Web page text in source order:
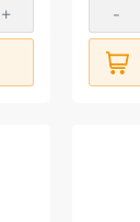
+ -